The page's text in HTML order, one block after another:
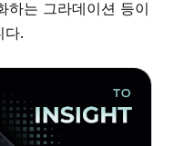
하는 그라데이션 등이
다.